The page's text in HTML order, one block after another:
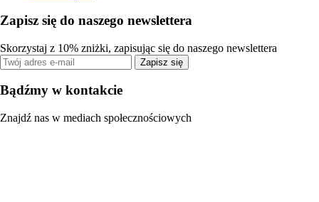
Zapisz się do naszego newslettera
Skorzystaj z 10% zniżki, zapisując się do naszego newslettera
Zapisz się
Bądźmy w kontakcie
Znajdź nas w mediach społecznościowych